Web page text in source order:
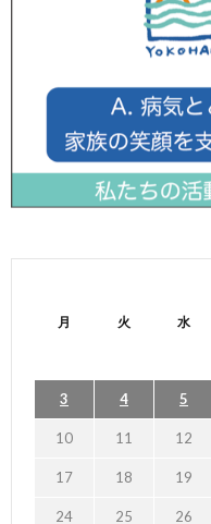
月 火 水
3 4 5
10 11 12
17 18 19
24 25 26